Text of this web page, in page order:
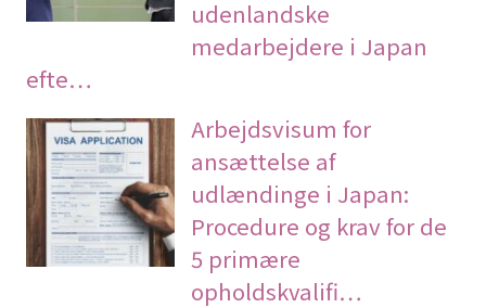
udenlandske
medarbejdere i Japan
efte…
Arbejdsvisum for
ansættelse af
udlændinge i Japan:
Procedure og krav for de
5 primære
opholdskvalifi…